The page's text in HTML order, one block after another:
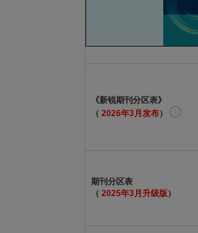
《新锐期刊分区表》
（ 2026年3月发布）
期刊分区表
（ 2025年3月升级版 ）